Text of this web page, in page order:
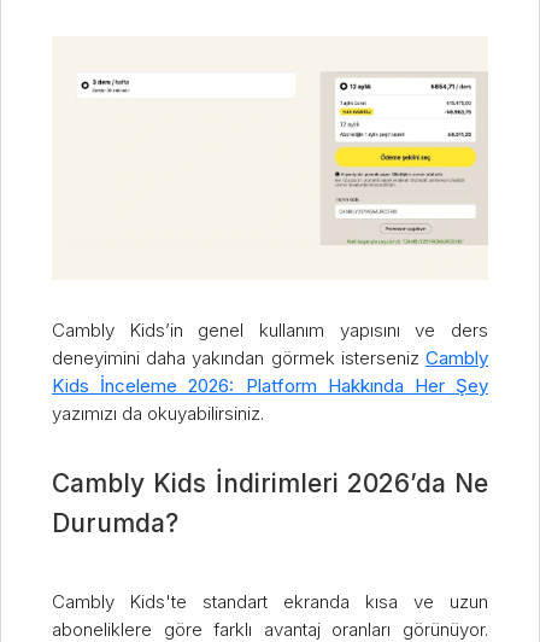
Cambly Kids’in genel kullanım yapısını ve ders
deneyimini daha yakından görmek istersenizCambly
Kids İnceleme 2026: Platform Hakkında Her Şey
yazımızı da okuyabilirsiniz.
Cambly Kids İndirimleri 2026’da Ne
Durumda?
Cambly Kids'te standart ekranda kısa ve uzun
aboneliklere göre farklı avantaj oranları görünüyor.